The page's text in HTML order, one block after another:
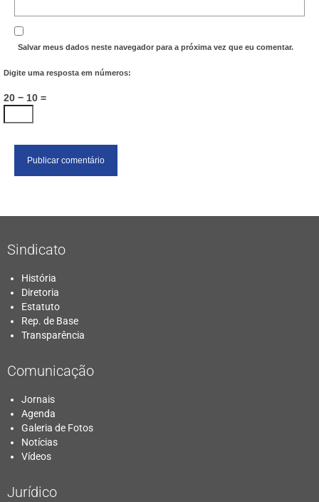
Salvar meus dados neste navegador para a próxima vez que eu comentar.
Digite uma resposta em números:
20 − 10 =
Sindicato
História
Diretoria
Estatuto
Rep. de Base
Transparência
Comunicação
Jornais
Agenda
Galeria de Fotos
Notícias
Vídeos
Jurídico